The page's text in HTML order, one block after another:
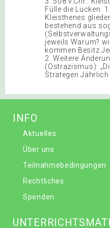
Fülle die Lücken.
Kleisthenes
bestehend aus
jeweils Warum?
kommen Besitz
2. Weitere
(Ostrazismus):
Strategen
INFO
Aktuelles
Über uns
Teilnahmebedingungen
Rechtliches
Spenden